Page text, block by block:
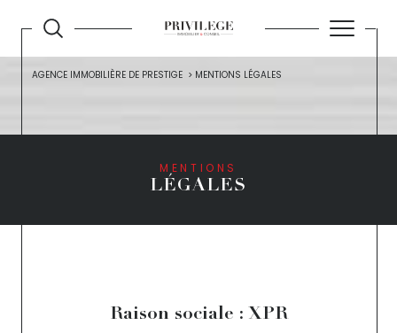
AGENCE IMMOBILIÈRE DE PRESTIGE MENTIONS LÉGALES
MENTIONS
LÉGALES
Raison sociale : XPR